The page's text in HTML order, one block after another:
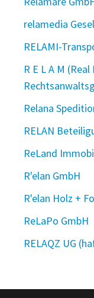
relamedia
RELAMI-
R E L A M
Relana
RELAN
ReLand
R'elan GmbH
R'elan Holz +
ReLaPo GmbH
RELAQZ UG